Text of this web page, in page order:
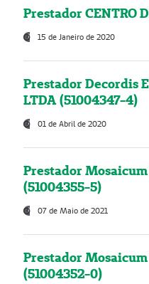
Prestador CENTRO
15 de Janeiro de 2020
Prestador Decordis
LTDA (51004347-4)
01 de Abril de 2020
Prestador
(51004355-5)
07 de Maio de 2021
Prestador
(51004352-0)